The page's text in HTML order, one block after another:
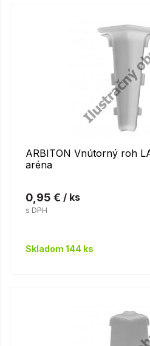
ARBITON Vnútorný roh
aréna
0,95 € / ks
s DPH
Skladom 144 ks